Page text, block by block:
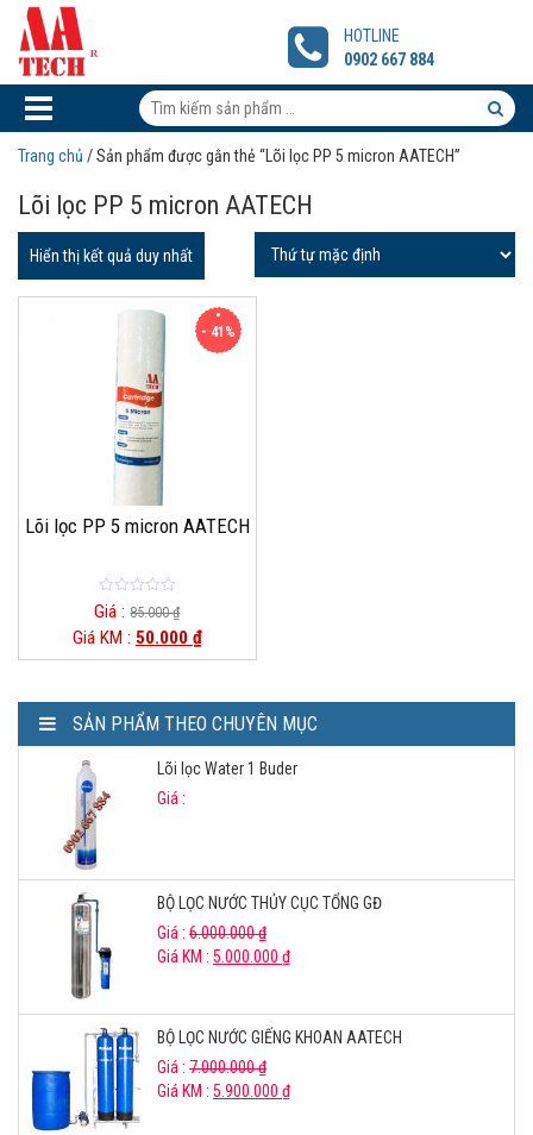
Lõi
lọc
PP
5
micron
AATECH
HOTLINE
0902 667 884
Tìm
phẩm:
phẩm
Trang chủ / Sản phẩm được gắn thẻ “Lõi lọc PP 5 micron AATECH”
Lõi lọc PP 5 micron AATECH
Hiển thị kết quả duy nhất
- 41%
Lõi lọc PP 5 micron AATECH
0
o
u
t
o
Giá :85.000₫
Giá KM : 50.000 ₫
SẢN PHẨM THEO CHUYÊN MỤC
Lõi lọc Water 1 Buder
Giá :
BỘ LỌC NƯỚC THỦY CỤC TỔNG GĐ
Giá : 6.000.000₫
Giá KM : 5.000.000 ₫
BỘ LỌC NƯỚC GIẾNG KHOAN AATECH
Giá : 7.000.000₫
Giá KM : 5.900.000 ₫